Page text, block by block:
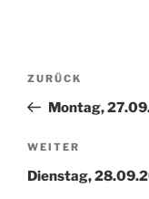
Vorheriger
Beitrag
ZURÜCK
Montag,
Nächster
Beitrag
WEITER
Dienstag,